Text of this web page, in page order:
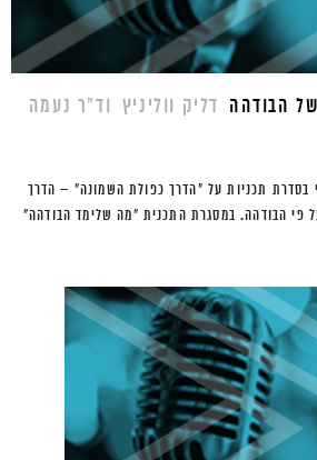
הבודהה דליק ווליניץ וד"ר נעמה
בסדרת תכניות על "הדרך כפולת השמונה" – הדרך
פי הבודהה. במסגרת התכנית "מה שלימד הבודהה"